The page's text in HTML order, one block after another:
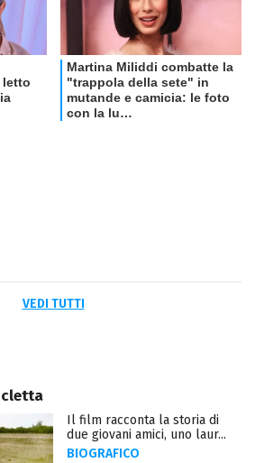
VEDI TUTTI
Il film racconta la storia di
due giovani amici, uno laur...
BIOGRAFICO